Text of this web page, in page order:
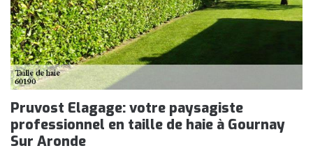
Pruvost Elagage: votre paysagiste
professionnel en taille de haie à Gournay
Sur Aronde